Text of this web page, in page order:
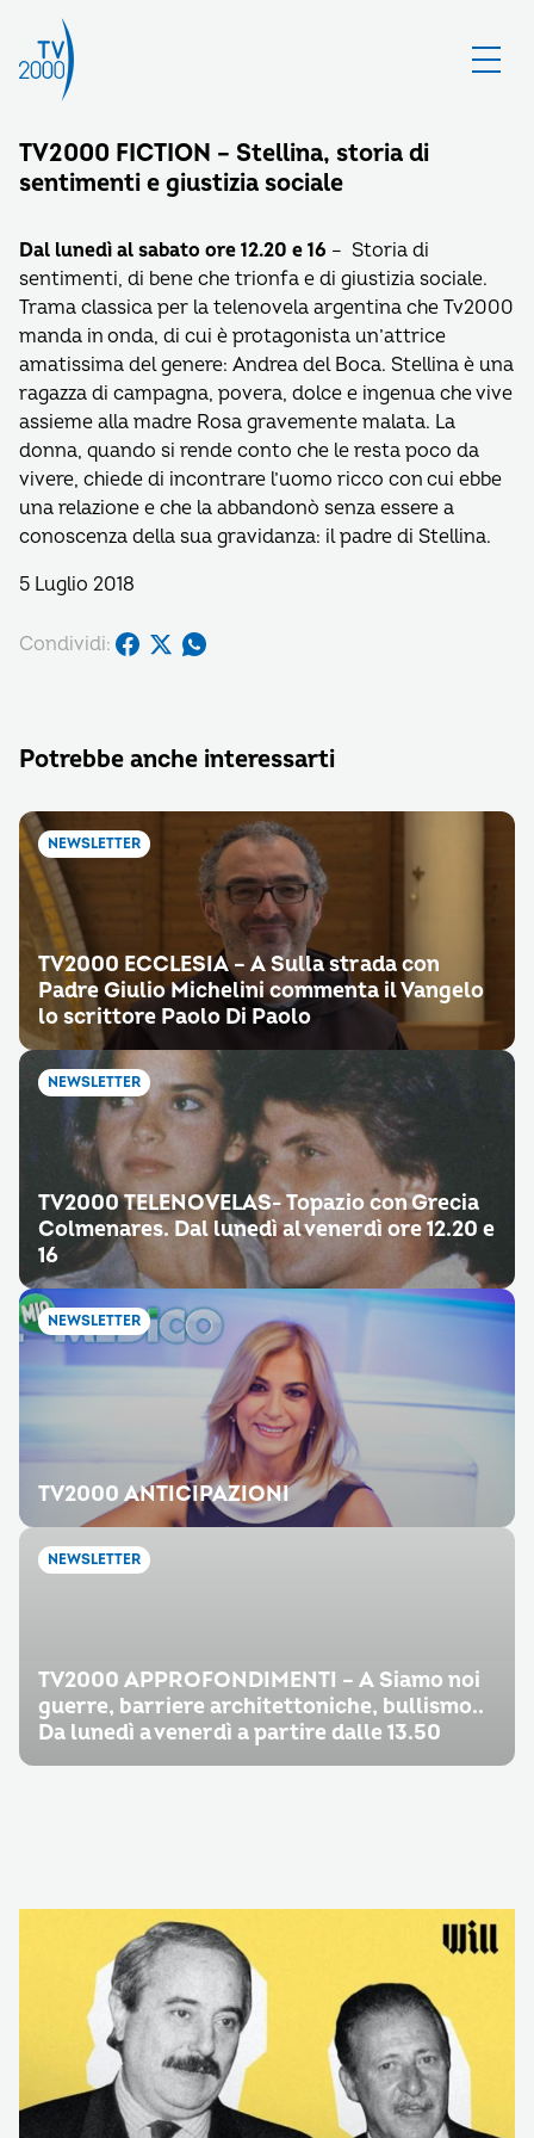
TV2000 FICTION – Stellina, storia di
sentimenti e giustizia sociale
Dal lunedì al sabato ore 12.20 e 16 – Storia di
sentimenti, di bene che trionfa e di giustizia sociale.
Trama classica per la telenovela argentina che Tv2000
manda in onda, di cui è protagonista un’attrice
amatissima del genere: Andrea del Boca. Stellina è una
ragazza di campagna, povera, dolce e ingenua che vive
assieme alla madre Rosa gravemente malata. La
donna, quando si rende conto che le resta poco da
vivere, chiede di incontrare l’uomo ricco con cui ebbe
una relazione e che la abbandonò senza essere a
conoscenza della sua gravidanza: il padre di Stellina.
5 Luglio 2018
Condividi:
Potrebbe anche interessarti
NEWSLETTER
TV2000 ECCLESIA – A Sulla strada con
Padre Giulio Michelini commenta il Vangelo
lo scrittore Paolo Di Paolo
NEWSLETTER
TV2000 TELENOVELAS- Topazio con Grecia
Colmenares. Dal lunedì al venerdì ore 12.20 e
16
NEWSLETTER
TV2000 ANTICIPAZIONI
NEWSLETTER
TV2000 APPROFONDIMENTI – A Siamo noi
guerre, barriere architettoniche, bullismo..
Da lunedì a venerdì a partire dalle 13.50